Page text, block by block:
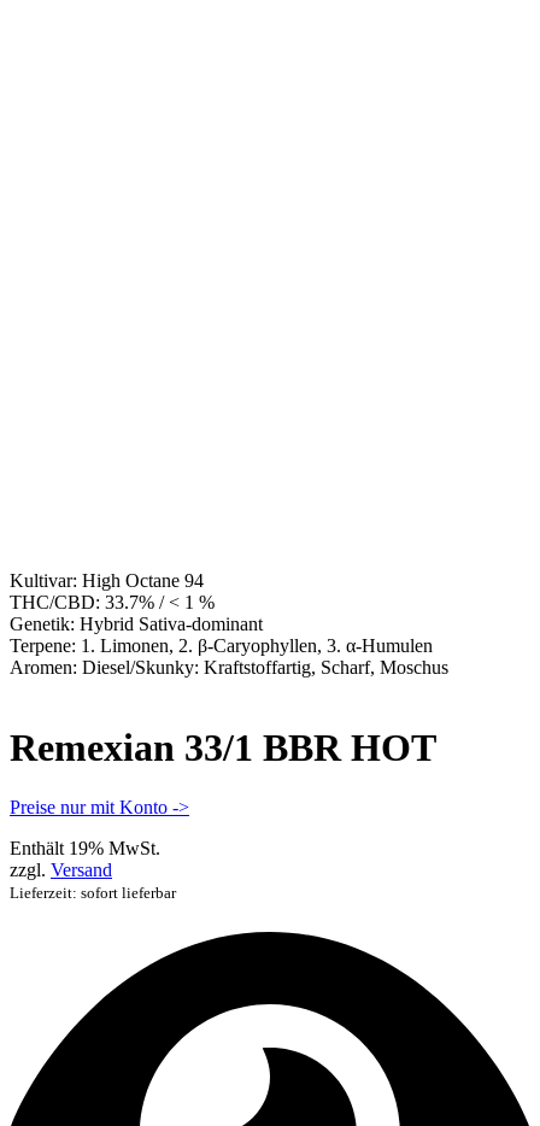
Kultivar: High Octane 94
THC/CBD: 33.7% / < 1 %
Genetik: Hybrid Sativa-dominant
Terpene: 1. Limonen, 2. β-Caryophyllen, 3. α-Humulen
Aromen: Diesel/Skunky: Kraftstoffartig, Scharf, Moschus
Remexian 33/1 BBR HOT
Preise nur mit Konto ->
Enthält 19% MwSt.
zzgl. Versand
Lieferzeit: sofort lieferbar